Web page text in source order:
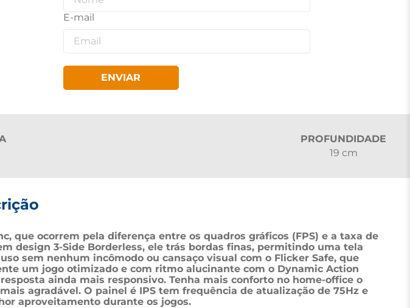
ENVIAR
PROFUNDIDADE
19 cm
que ocorrem pela diferença entre os quadros gráficos (FPS) e a taxa de
design 3-Side Borderless, ele trás bordas finas, permitindo uma tela
sem nenhum incômodo ou cansaço visual com o Flicker Safe, que
um jogo otimizado e com ritmo alucinante com o Dynamic Action
ainda mais responsivo. Tenha mais conforto no home-office o
agradável. O painel é IPS tem frequência de atualização de 75Hz e
aproveitamento durante os jogos.